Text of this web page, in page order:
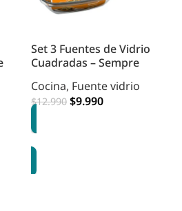
Set 3 Fuentes de Vidrio
Cuadradas – Sempre
Cocina, Fuente vidrio
$12.990 $9.990